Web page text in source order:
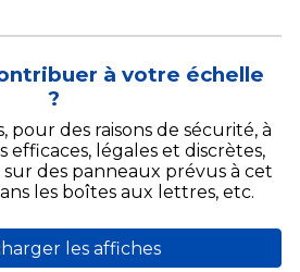
à votre échelle
?
pour des raisons de sécurité, à
efficaces, légales et discrètes,
des panneaux prévus à cet
les boîtes aux lettres, etc.
les affiches